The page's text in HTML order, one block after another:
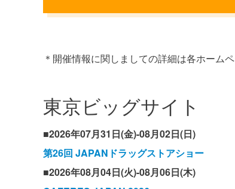
＊開催情報に関しましての詳細は各ホーム
東京ビッグサイト
■2026年07月31日(金)-08月02日(日)
第26回 JAPANドラッグストアショー
■2026年08月04日(火)-08月06日(木)